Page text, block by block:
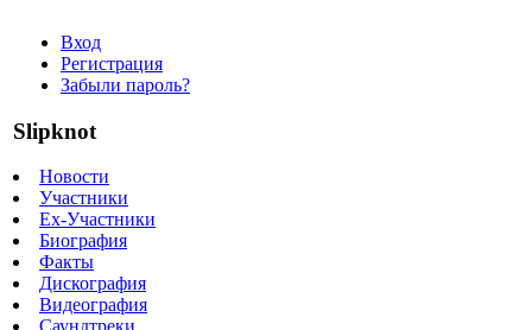
Вход
Регистрация
Забыли пароль?
Slipknot
Новости
Участники
Ex-Участники
Биография
Факты
Дискография
Видеография